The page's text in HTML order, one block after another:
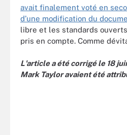
avait finalement voté en
d’une modification du
libre et les standards
pris en compte. Comme
L'article a été corrigé le 18
Mark Taylor avaient été